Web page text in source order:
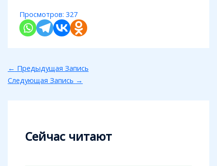
Просмотров: 327
← Предыдущая Запись
Следующая Запись →
Сейчас читают